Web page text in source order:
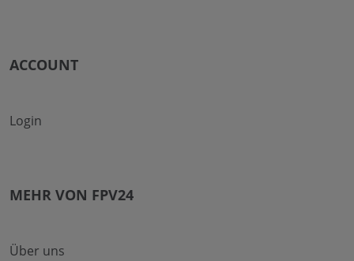
ACCOUNT
Login
MEHR VON FPV24
Über uns